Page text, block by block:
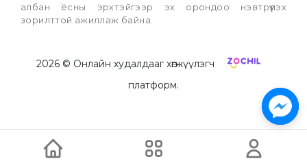
албан ёсны эрхтэйгээр эх орондоо нэвтрүүлэх
зорилттой ажиллаж байна.
2026 © Онлайн худалдааг хөгжүүлэгч
платформ.